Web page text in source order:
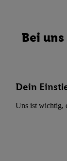
Bei
Dein
Uns ist wichtig,